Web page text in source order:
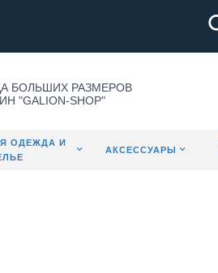
БОЛЬШИХ РАЗМЕРОВ
"GALION-SHOP"
ОДЕЖДА И
АКСЕССУАРЫ